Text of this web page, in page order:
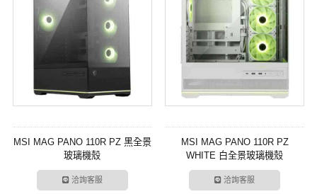
MSI MAG PANO 110R PZ 黑全景
玻璃機殼
洽詢客服
MSI MAG PANO 110R PZ
WHITE 白全景玻璃機殼
洽詢客服